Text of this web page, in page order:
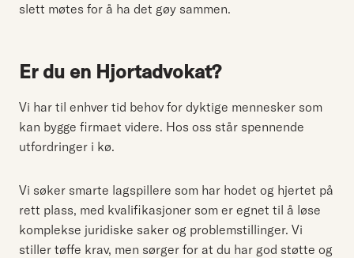
slett møtes for å ha det gøy sammen.
Er du en Hjortadvokat?
Vi har til enhver tid behov for dyktige mennesker som
kan bygge firmaet videre. Hos oss står spennende
utfordringer i kø.
Vi søker smarte lagspillere som har hodet og hjertet på
rett plass, med kvalifikasjoner som er egnet til å løse
komplekse juridiske saker og problemstillinger. Vi
stiller tøffe krav, men sørger for at du har god støtte og